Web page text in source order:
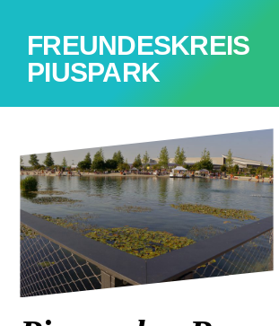
FREUNDESKREIS
PIUSPARK